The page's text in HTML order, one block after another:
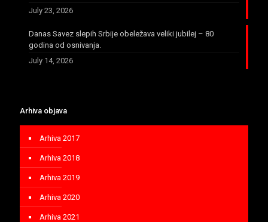
July 23, 2026
Danas Savez slepih Srbije obeležava veliki jubilej – 80
godina od osnivanja.
July 14, 2026
Arhiva objava
Arhiva 2017
Arhiva 2018
Arhiva 2019
Arhiva 2020
Arhiva 2021